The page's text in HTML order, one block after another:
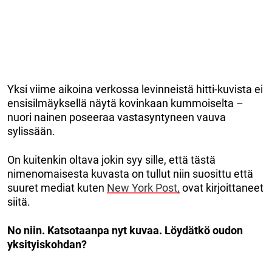
Yksi viime aikoina verkossa levinneistä hitti-kuvista ei
ensisilmäyksellä näytä kovinkaan kummoiselta –
nuori nainen poseeraa vastasyntyneen vauva
sylissään.
On kuitenkin oltava jokin syy sille, että tästä
nimenomaisesta kuvasta on tullut niin suosittu että
suuret mediat kuten New York Post, ovat kirjoittaneet
siitä.
No niin. Katsotaanpa nyt kuvaa. Löydätkö oudon
yksityiskohdan?